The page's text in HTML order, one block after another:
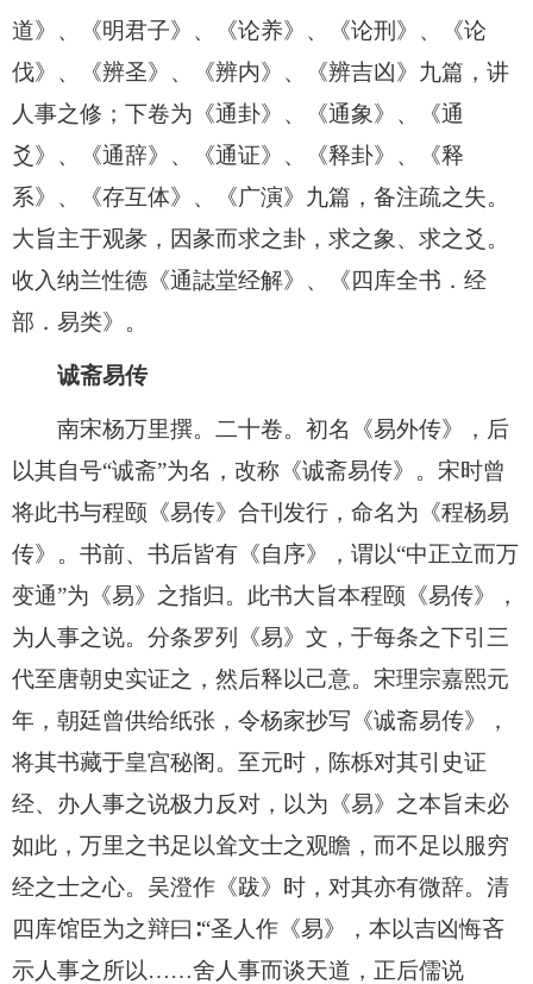
道》、《明君子》、《论养》、《论刑》、《论
伐》、《辨圣》、《辨内》、《辨吉凶》九篇，讲
人事之修；下卷为《通卦》、《通象》、《通
爻》、《通辞》、《通证》、《释卦》、《释
系》、《存互体》、《广演》九篇，备注疏之失。
大旨主于观彖，因彖而求之卦，求之象、求之爻。
收入纳兰性德《通誌堂经解》、《四库全书．经
部．易类》。
诚斋易传
南宋杨万里撰。二十卷。初名《易外传》，后
以其自号“诚斋”为名，改称《诚斋易传》。宋时曾
将此书与程颐《易传》合刊发行，命名为《程杨易
传》。书前、书后皆有《自序》，谓以“中正立而万
变通”为《易》之指归。此书大旨本程颐《易传》，
为人事之说。分条罗列《易》文，于每条之下引三
代至唐朝史实证之，然后释以己意。宋理宗嘉熙元
年，朝廷曾供给纸张，令杨家抄写《诚斋易传》，
将其书藏于皇宫秘阁。至元时，陈栎对其引史证
经、办人事之说极力反对，以为《易》之本旨未必
如此，万里之书足以耸文士之观瞻，而不足以服穷
经之士之心。吴澄作《跋》时，对其亦有微辞。清
四库馆臣为之辩曰∶“圣人作《易》，本以吉凶悔吝
示人事之所以……舍人事而谈天道，正后儒说